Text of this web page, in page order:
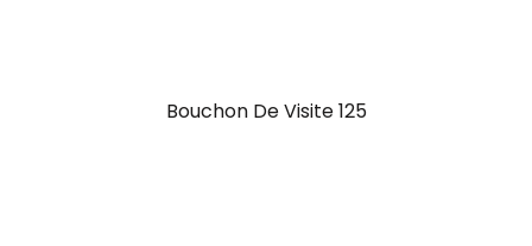
Bouchon De Visite 125